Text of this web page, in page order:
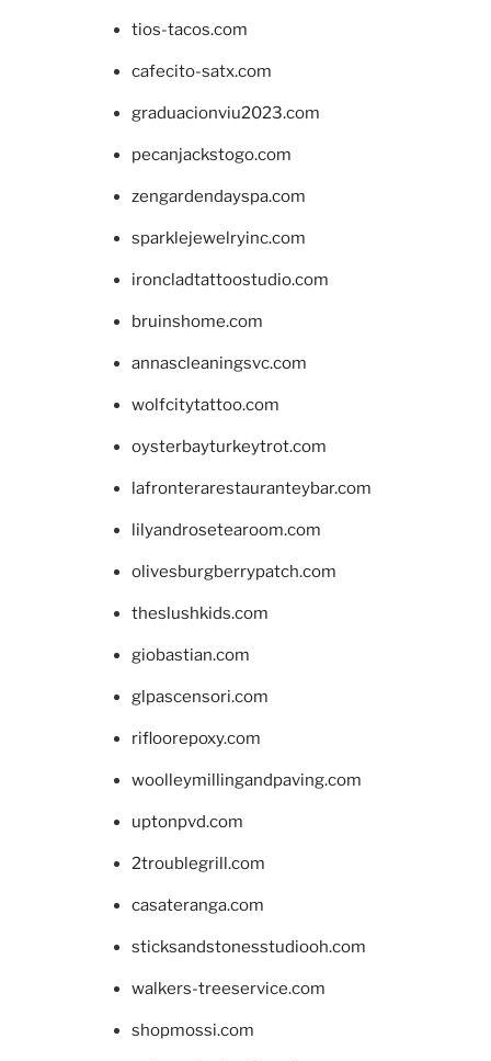
tios-tacos.com
cafecito-satx.com
graduacionviu2023.com
pecanjackstogo.com
zengardendayspa.com
sparklejewelryinc.com
ironcladtattoostudio.com
bruinshome.com
annascleaningsvc.com
wolfcitytattoo.com
oysterbayturkeytrot.com
lafronterarestauranteybar.com
lilyandrosetearoom.com
olivesburgberrypatch.com
theslushkids.com
giobastian.com
glpascensori.com
rifloorepoxy.com
woolleymillingandpaving.com
uptonpvd.com
2troublegrill.com
casateranga.com
sticksandstonesstudiooh.com
walkers-treeservice.com
shopmossi.com